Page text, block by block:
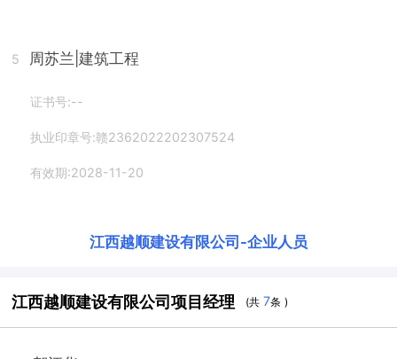
5 周苏兰 |建筑工程
证书号:--
执业印章号:赣2362022202307524
有效期:2028-11-20
江西越顺建设有限公司 -企业人员
江西越顺建设有限公司项目经理 (共7条 )